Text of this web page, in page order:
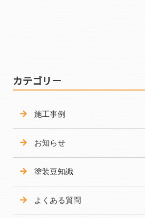
カテゴリー
施工事例
お知らせ
塗装豆知識
よくある質問